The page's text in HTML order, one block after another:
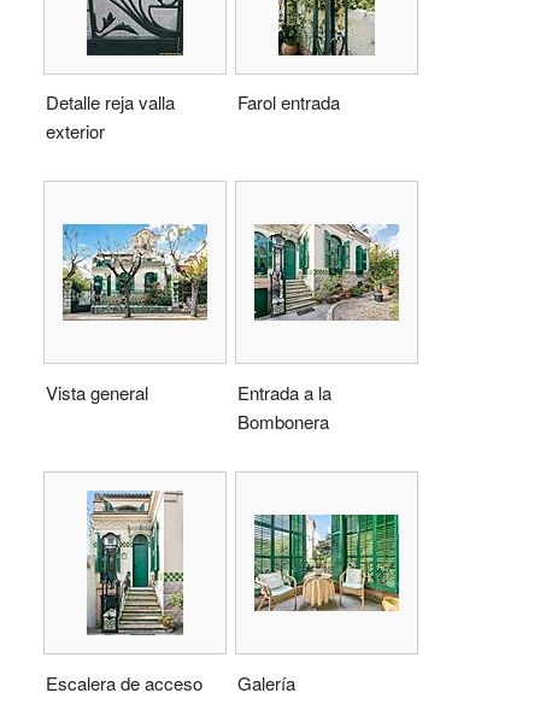
Detalle reja valla
exterior
Farol entrada
Vista general
Entrada a la
Bombonera
Escalera de acceso Galería